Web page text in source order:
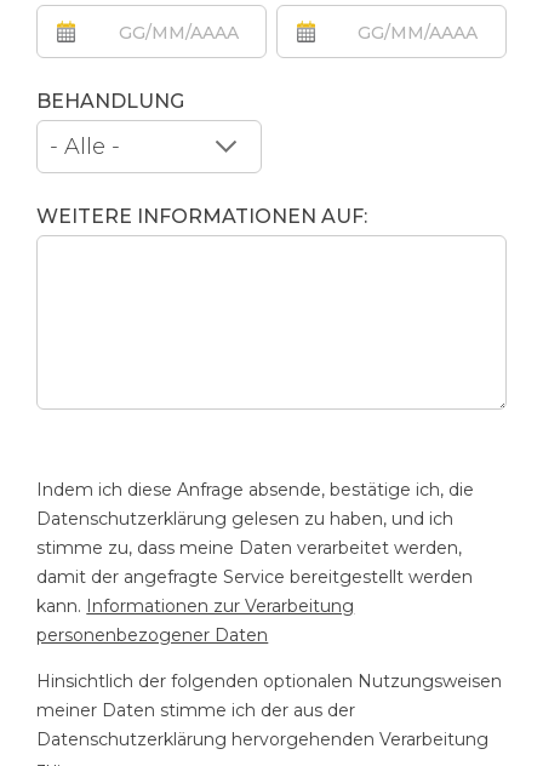
BEHANDLUNG
WEITERE INFORMATIONEN AUF:
Indem ich diese Anfrage absende, bestätige ich, die
Datenschutzerklärung gelesen zu haben, und ich
stimme zu, dass meine Daten verarbeitet werden,
damit der angefragte Service bereitgestellt werden
kann. Informationen zur Verarbeitung
personenbezogener Daten
Hinsichtlich der folgenden optionalen Nutzungsweisen
meiner Daten stimme ich der aus der
Datenschutzerklärung hervorgehenden Verarbeitung